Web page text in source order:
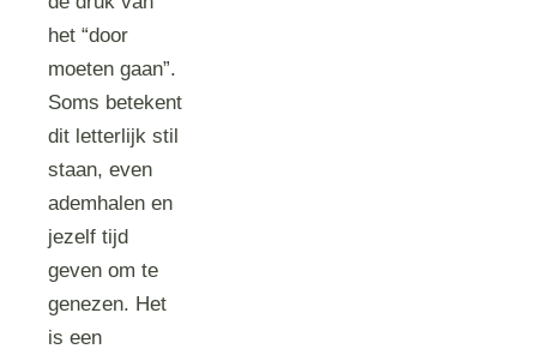
het “door
moeten gaan”.
Soms betekent
dit letterlijk stil
staan, even
ademhalen en
jezelf tijd
geven om te
genezen. Het
is een